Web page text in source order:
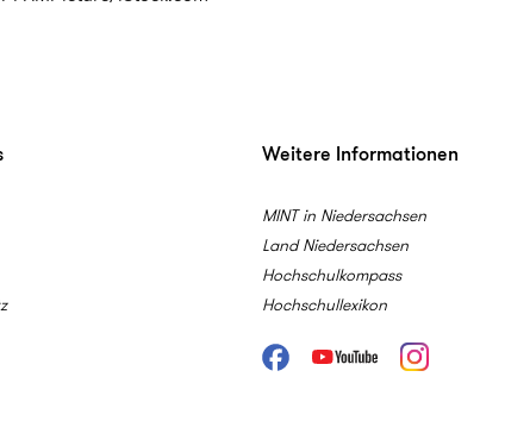
Weitere Informationen
MINT in Niedersachsen
Land Niedersachsen
Hochschulkompass
Hochschullexikon
FacebookYoutube Instagram